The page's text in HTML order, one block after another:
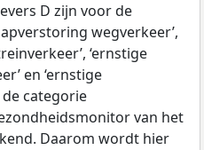
D zijn voor de
wegverkeer’,
‘ernstige
en ‘ernstige
categorie
van het
Daarom wordt hier